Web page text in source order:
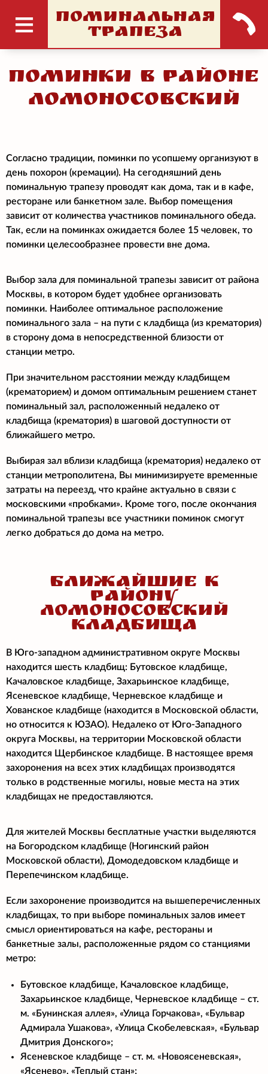
ПОМИНАЛЬНАЯ
ТРАПЕЗА
Поминки в районе
Ломоносовский
Согласно традиции, поминки по усопшему организуют в
день похорон (кремации). На сегодняшний день
поминальную трапезу проводят как дома, так и в кафе,
ресторане или банкетном зале. Выбор помещения
зависит от количества участников поминального обеда.
Так, если на поминках ожидается более 15 человек, то
поминки целесообразнее провести вне дома.
Выбор зала для поминальной трапезы зависит от района
Москвы, в котором будет удобнее организовать
поминки. Наиболее оптимальное расположение
поминального зала – на пути с кладбища (из крематория)
в сторону дома в непосредственной близости от
станции метро.
При значительном расстоянии между кладбищем
(крематорием) и домом оптимальным решением станет
поминальный зал, расположенный недалеко от
кладбища (крематория) в шаговой доступности от
ближайшего метро.
Выбирая зал вблизи кладбища (крематория) недалеко от
станции метрополитена, Вы минимизируете временные
затраты на переезд, что крайне актуально в связи с
московскими «пробками». Кроме того, после окончания
поминальной трапезы все участники поминок смогут
легко добраться до дома на метро.
БЛИЖАЙШИЕ К
РАЙОНУ
ЛОМОНОСОВСКИЙ
КЛАДБИЩА
В Юго-западном административном округе Москвы
находится шесть кладбищ: Бутовское кладбище,
Качаловское кладбище, Захарьинское кладбище,
Ясеневское кладбище, Черневское кладбище и
Хованское кладбище (находится в Московской области,
но относится к ЮЗАО). Недалеко от Юго-Западного
округа Москвы, на территории Московской области
находится Щербинское кладбище. В настоящее время
захоронения на всех этих кладбищах производятся
только в родственные могилы, новые места на этих
кладбищах не предоставляются.
Для жителей Москвы бесплатные участки выделяются
на Богородском кладбище (Ногинский район
Московской области), Домодедовском кладбище и
Перепечинском кладбище.
Если захоронение производится на вышеперечисленных
кладбищах, то при выборе поминальных залов имеет
смысл ориентироваться на кафе, рестораны и
банкетные залы, расположенные рядом со станциями
метро:
Бутовское кладбище, Качаловское кладбище,
Захарьинское кладбище, Черневское кладбище – ст.
м. «Бунинская аллея», «Улица Горчакова», «Бульвар
Адмирала Ушакова», «Улица Скобелевская», «Бульвар
Дмитрия Донского»;
Ясеневское кладбище – ст. м. «Новоясеневская»,
«Ясенево», «Теплый стан»;